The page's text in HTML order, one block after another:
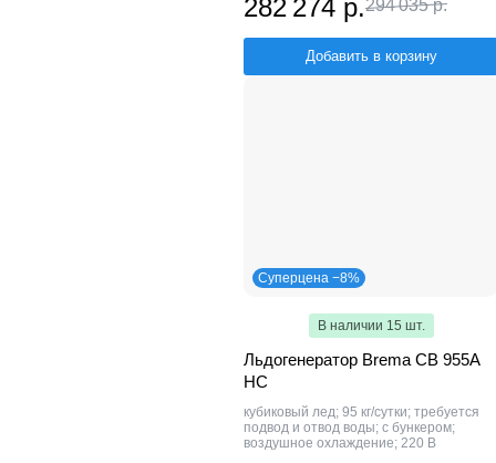
282 274 р.294 035 р.
Добавить в корзину
Суперцена −8%
В наличии 15 шт.
Льдогенератор Brema CB 955A
HC
кубиковый лед; 95 кг/сутки; требуется
подвод и отвод воды; с бункером;
воздушное охлаждение; 220 В